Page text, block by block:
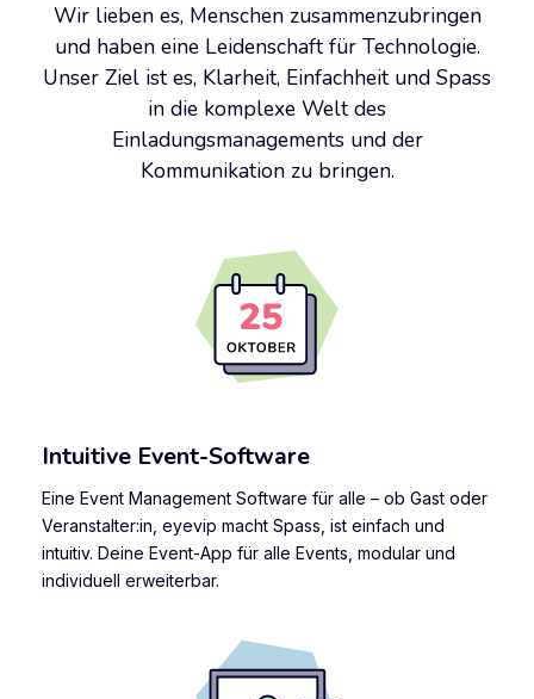
Wir lieben es, Menschen zusammenzubringen
und haben eine Leidenschaft für Technologie.
Unser Ziel ist es, Klarheit, Einfachheit und Spass
in die komplexe Welt des
Einladungsmanagements und der
Kommunikation zu bringen.
Intuitive Event-Software
Eine Event Management Software für alle – ob Gast oder
Veranstalter:in, eyevip macht Spass, ist einfach und
intuitiv. Deine Event-App für alle Events, modular und
individuell erweiterbar.